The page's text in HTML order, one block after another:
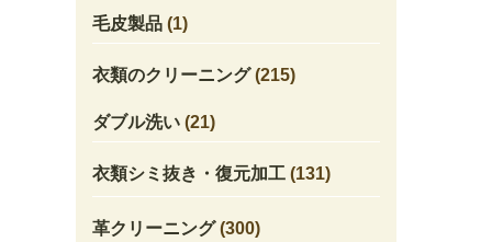
毛皮製品(1)
衣類のクリーニング(215)
ダブル洗い(21)
衣類シミ抜き・復元加工(131)
革クリーニング(300)